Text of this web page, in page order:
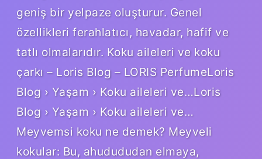
geniş bir yelpaze oluşturur. Genel
özellikleri ferahlatıcı, havadar, hafif ve
tatlı olmalarıdır. Koku aileleri ve koku
çarkı – Loris Blog – LORIS PerfumeLoris
Blog › Yaşam › Koku aileleri ve…Loris
Blog › Yaşam › Koku aileleri ve…
Meyvemsi koku ne demek? Meyveli
kokular: Bu, ahudududan elmaya,